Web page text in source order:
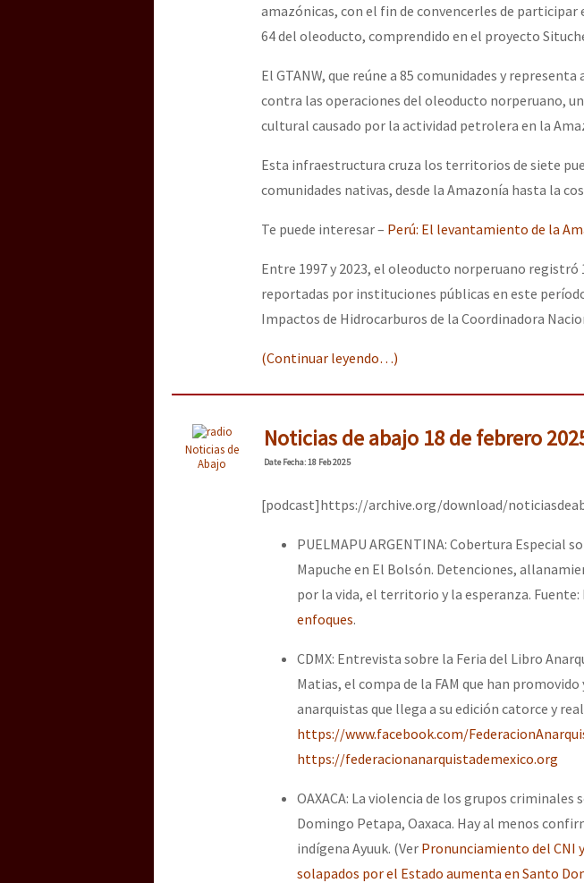
“Sonhando a Terra do Bem Virá” se publica no Estado
Se o México sabe, que o mundo saiba! Nossas lutas
[25 abr – CDMX] Tokín por el CNI: 30 años de
amazónicas, con el fin de convencerles de
64 del oleoducto, comprendido en el proyecto
El GTANW, que reúne a 85 comunidades y
contra las operaciones del oleoducto norperuano,
cultural causado por la actividad petrolera en la
Esta infraestructura cruza los territorios de siete
comunidades nativas, desde la Amazonía hasta la
Te puede interesar – Perú: El levantamiento de la
Entre 1997 y 2023, el oleoducto norperuano registró
reportadas por instituciones públicas en este
Impactos de Hidrocarburos de la Coordinadora
(Continuar leyendo…)
Noticias de
Abajo
Noticias de abajo 18 de febrero
DateFecha: 18 Feb 2025
[podcast]https://archive.org/download/
PUELMAPU ARGENTINA: Cobertura Especial
Mapuche en El Bolsón. Detenciones,
por la vida, el territorio y la esperanza. Fuente:
enfoques.
CDMX: Entrevista sobre la Feria del Libro
Matias, el compa de la FAM que han
anarquistas que llega a su edición catorce y
https://www.facebook.com/
https://federacionanarquistademexico.org
OAXACA: La violencia de los grupos
Domingo Petapa, Oaxaca. Hay al menos
indígena Ayuuk. (Ver Pronunciamiento del CNI
solapados por el Estado aumenta en Santo